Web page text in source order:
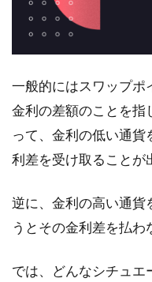
一般的にはスワップポ
金利の差額のことを指
って、金利の低い通
利差を受け取ることが
逆に、金利の高い通貨
うとその金利差を払わ
では、どんなシチュエ